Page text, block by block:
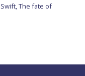
The fate of